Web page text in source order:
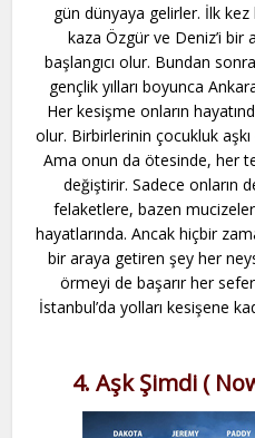
gün dünyaya gelirler. İlk
kaza Özgür ve Deniz’i
başlangıcı olur. Bundan
gençlik yılları boyunca
Her kesişme onların
olur. Birbirlerinin çocukluk aşkı
Ama onun da ötesinde, her
değiştirir. Sadece onların
felaketlere, bazen
hayatlarında. Ancak hiçbir
bir araya getiren şey her
örmeyi de başarır her
İstanbul’da yolları kesişene
4. Aşk Şimdi (